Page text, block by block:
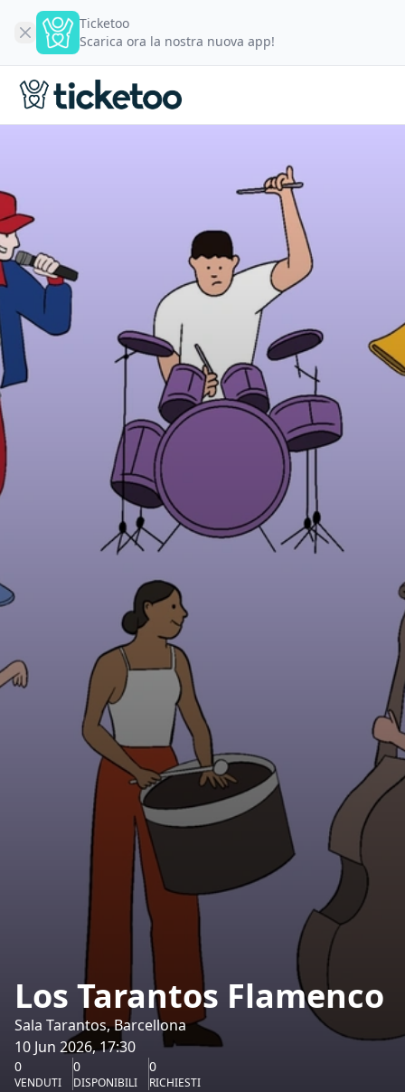
Ticketoo
Scarica ora la nostra nuova app!
Los Tarantos Flamenco
Sala Tarantos, Barcellona
10 Jun 2026, 17:30
0
VENDUTI
0
DISPONIBILI
0
RICHIESTI